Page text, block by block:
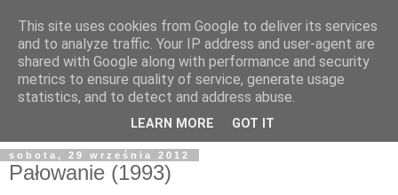
sobota, 29 września 2012
Pałowanie (1993)
This site uses cookies from Google to deliver its services
and to analyze traffic. Your IP address and user-agent are
shared with Google along with performance and security
metrics to ensure quality of service, generate usage
statistics, and to detect and address abuse.
LEARN MORE GOT IT